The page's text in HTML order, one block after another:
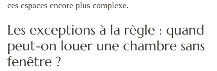
ces espaces encore plus complexe.
Les exceptions à la règle : quand
peut-on louer une chambre sans
fenêtre ?